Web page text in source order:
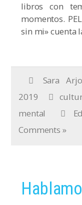
libros con
momentos.
sin mi» cuenta
Sara
2019
mental
Comments »